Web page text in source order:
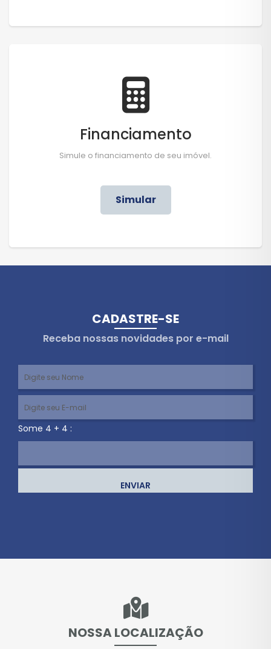
Financiamento
Simule o financiamento de seu imóvel.
Simular
CADASTRE-SE
Receba nossas novidades por e-mail
Some 4 + 4 :
ENVIAR
NOSSA LOCALIZAÇÃO